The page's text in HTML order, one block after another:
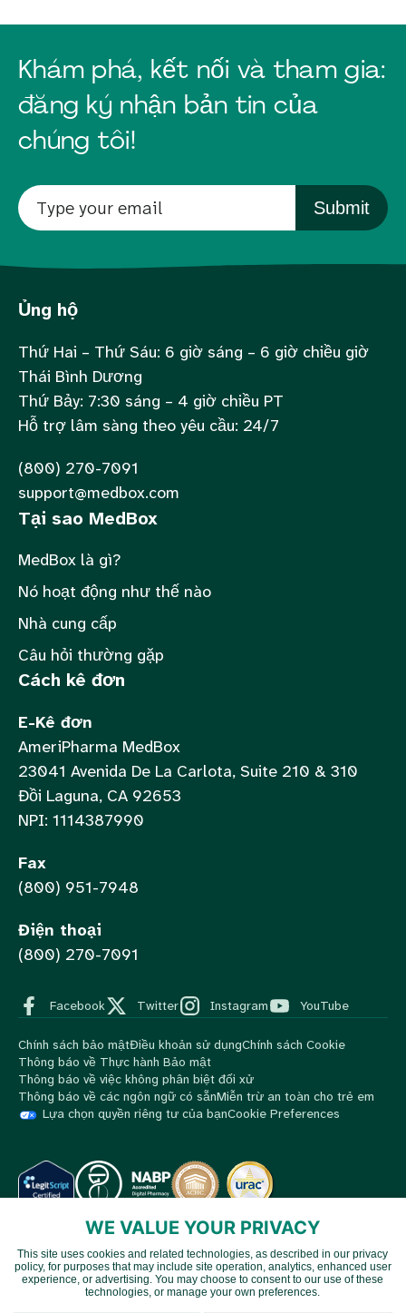
Khám phá, kết nối và tham gia:
đăng ký nhận bản tin của
chúng tôi!
Submit
Ủng hộ
Thứ Hai – Thứ Sáu: 6 giờ sáng – 6 giờ chiều giờ
Thái Bình Dương
Thứ Bảy: 7:30 sáng – 4 giờ chiều PT
Hỗ trợ lâm sàng theo yêu cầu: 24/7
(800) 270-7091
support@medbox.com
Tại sao MedBox
MedBox là gì?
Nó hoạt động như thế nào
Nhà cung cấp
Câu hỏi thường gặp
Cách kê đơn
E-Kê đơn
AmeriPharma MedBox
23041 Avenida De La Carlota, Suite 210 & 310
Đồi Laguna, CA 92653
NPI: 1114387990
Fax
(800) 951-7948
Điện thoại
(800) 270-7091
Facebook Twitter Instagram YouTube
Chính sách bảo mậtĐiều khoản sử dụngChính sách Cookie
Thông báo về Thực hành Bảo mật
Thông báo về việc không phân biệt đối xử
Thông báo về các ngôn ngữ có sẵnMiễn trừ an toàn cho trẻ em
Lựa chọn quyền riêng tư của bạnCookie Preferences
MedBox là một công ty thuộc tập đoàn AmeriPharma. Các dịch vụ
hàng đầu của AmeriPharma hiện có mặt tại 48 tiểu bang và vùng
lãnh thổ của Hoa Kỳ.
WE VALUE YOUR PRIVACY
This site uses cookies and related technologies, as described in our privacy
policy, for purposes that may include site operation, analytics, enhanced user
experience, or advertising. You may choose to consent to our use of these
technologies, or manage your own preferences.
Chinese